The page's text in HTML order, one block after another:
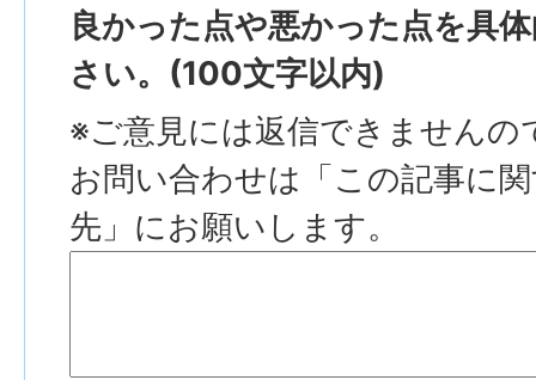
良かった点や悪かった点を具
さい。(100文字以内)
※ご意見には返信できませんの
お問い合わせは「この記事に
先」にお願いします。